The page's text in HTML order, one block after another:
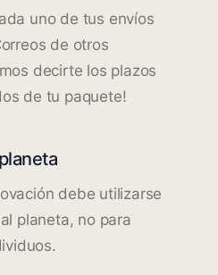
uno de tus envíos
de otros
decirte los plazos
de tu paquete!
debe utilizarse
planeta, no para